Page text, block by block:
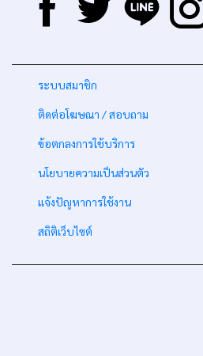
ระบบสมาชิก
ติดต่อโฆษณา / สอบถาม
ข้อตกลงการใช้บริการ
นโยบายความเป็นส่วนตัว
แจ้งปัญหาการใช้งาน
สถิติเว็บไซต์